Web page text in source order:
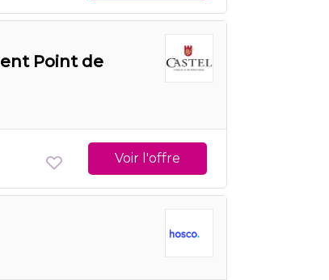
Point de
Voir l'offre